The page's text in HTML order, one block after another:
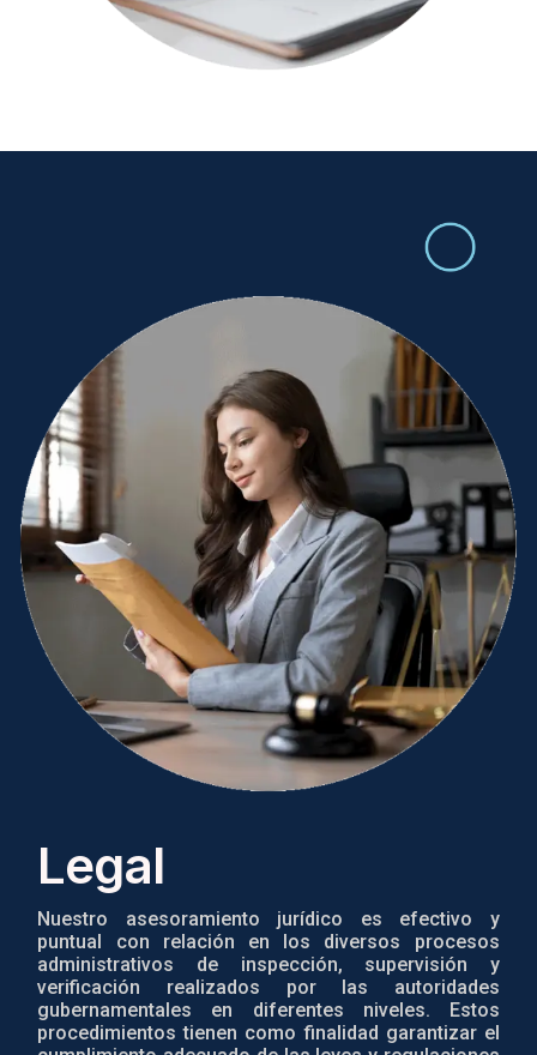
Legal
Nuestro asesoramiento jurídico es efectivo y
puntual con relación en los diversos procesos
administrativos de inspección, supervisión y
verificación realizados por las autoridades
gubernamentales en diferentes niveles. Estos
procedimientos tienen como finalidad garantizar el